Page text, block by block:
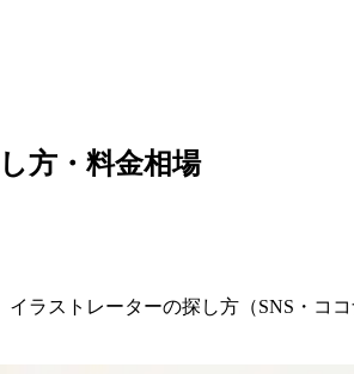
方・料金相場
ラストレーターの探し方（SNS・コ